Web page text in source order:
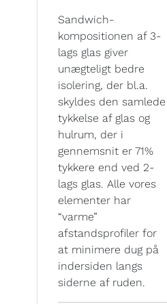
Sandwich-
kompositionen af 3-
lags glas giver
unægteligt bedre
isolering, der bl.a.
skyldes den samlede
tykkelse af glas og
hulrum, der i
gennemsnit er 71%
tykkere end ved 2-
lags glas. Alle vores
elementer har
“varme”
afstandsprofiler for
at minimere dug på
indersiden langs
siderne af ruden.